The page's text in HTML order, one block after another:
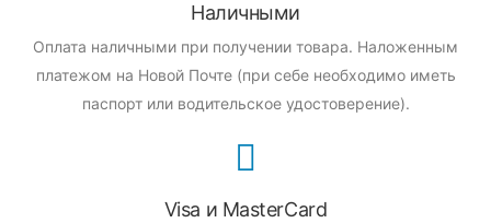
Наличными
Оплата наличными при получении товара. Наложенным
платежом на Новой Почте (при себе необходимо иметь
паспорт или водительское удостоверение).
Visa и MasterCard